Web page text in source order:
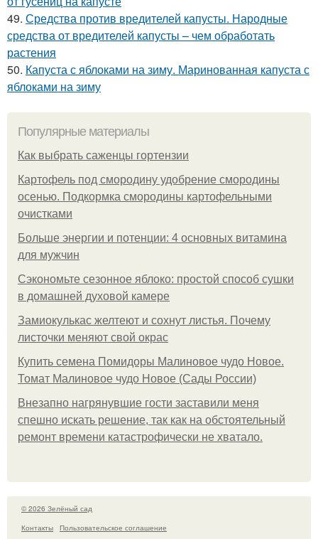
49. Средства против вредителей капусты. Народные
средства от вредителей капусты – чем обработать
растения
50. Капуста с яблоками на зиму. Маринованная капуста с
яблоками на зиму
Популярные материалы
Как выбрать саженцы гортензии
Картофель под смородину удобрение смородины
осенью. Подкормка смородины картофельными
очистками
Больше энергии и потенции: 4 основных витамина
для мужчин
Сэкономьте сезонное яблоко: простой способ сушки
в домашней духовой камере
Замиокулькас желтеют и сохнут листья. Почему
листочки меняют свой окрас
Купить семена Помидоры Малиновое чудо Новое.
Томат Малиновое чудо Новое (Сады России)
Внезапно нагрянувшие гости заставили меня
спешно искать решение, так как на обстоятельный
ремонт времени катастрофически не хватало.
© 2026 Зелёный сад
Контакты
Пользовательское соглашение